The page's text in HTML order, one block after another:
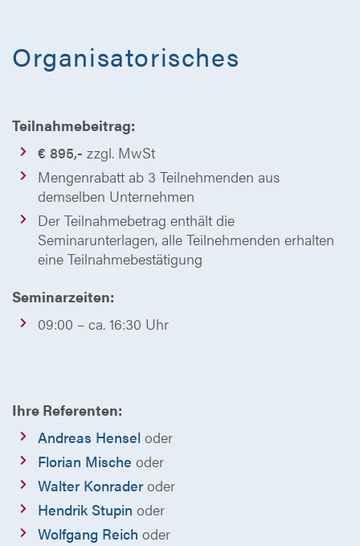
Organisatorisches
Teilnahmebeitrag:
€ 895,- zzgl. MwSt
Mengenrabatt ab 3 Teilnehmenden aus
demselben Unternehmen
Der Teilnahmebetrag enthält die
Seminarunterlagen, alle Teilnehmenden erhalten
eine Teilnahmebestätigung
Seminarzeiten:
09:00 – ca. 16:30 Uhr
Ihre Referenten:
Andreas Hensel oder
Florian Mische oder
Walter Konraderoder
Hendrik Stupin oder
Wolfgang Reich oder